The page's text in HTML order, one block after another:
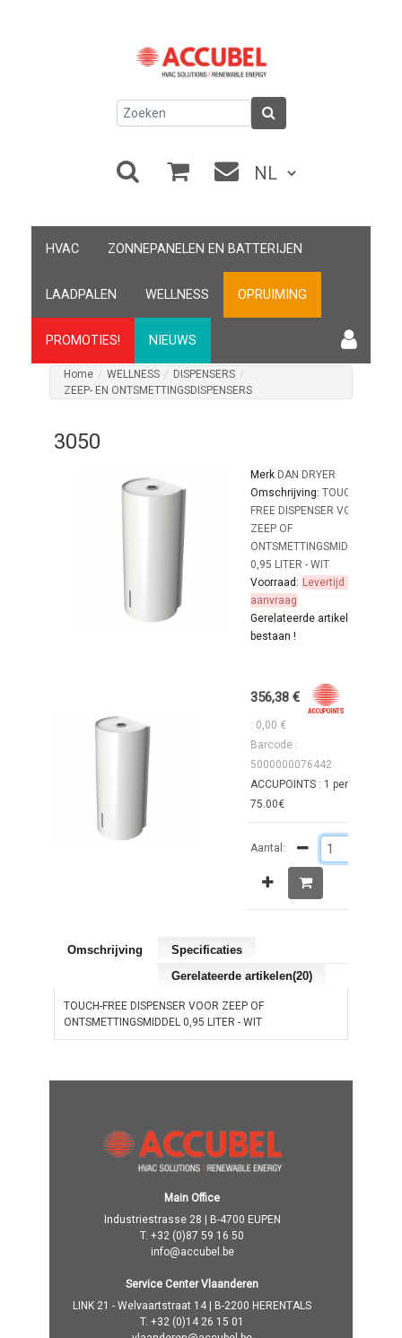
HVAC ZONNEPANELEN EN BATTERIJEN
LAADPALEN WELLNESS OPRUIMING
PROMOTIES! NIEUWS
Home / WELLNESS / DISPENSERS /
ZEEP- EN ONTSMETTINGSDISPENSERS
3050
Merk DAN DRYER
Omschrijving: TOUCH-
FREE DISPENSER VOOR
ZEEP OF
ONTSMETTINGSMIDDEL
0,95 LITER - WIT
Voorraad: Levertijd op
aanvraag
Gerelateerde artikelen
bestaan !
356,38 €
: 0,00 €
Barcode :
5000000076442
ACCUPOINTS : 1 per
75.00€
Aantal:
Omschrijving
Specificaties
Gerelateerde artikelen(20)
TOUCH-FREE DISPENSER VOOR ZEEP OF
ONTSMETTINGSMIDDEL 0,95 LITER - WIT
Main Office
Industriestrasse 28 | B-4700 EUPEN
T. +32 (0)87 59 16 50
info@accubel.be
Service Center Vlaanderen
LINK 21 - Welvaartstraat 14 | B-2200 HERENTALS
T. +32 (0)14 26 15 01